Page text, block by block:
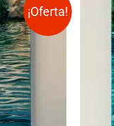
¡Oferta!